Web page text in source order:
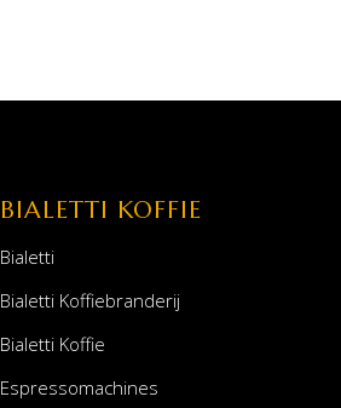
BIALETTI KOFFIE
Bialetti
Bialetti Koffiebranderij
Bialetti Koffie
Espressomachines